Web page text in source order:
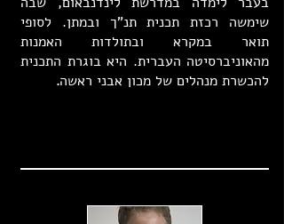
שימשה רכזת תכנית תנ"ך ובמתן. לסופי
תואר במקרא ובתולדות האמנות
מהאוניברסיטה העברית. היא בוגרת התכנית
להכשרת מנהלים של מכון אבני ראשה.